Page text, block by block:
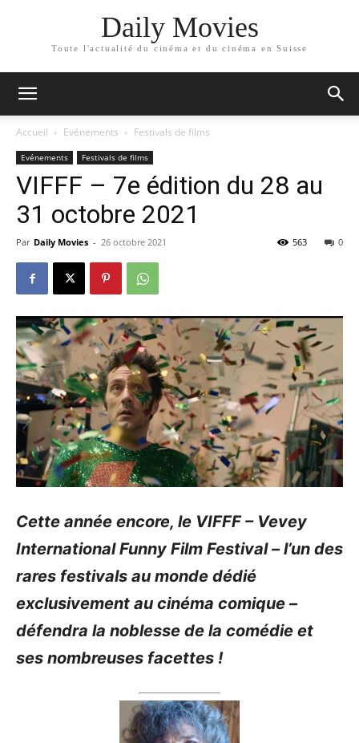
Daily Movies
Toute l'actualité du cinéma et du cinéma en Suisse
Accueil Evénements Festivals de films
Evénements Festivals de films
VIFFF – 7e édition du 28 au
31 octobre 2021
Par Daily Movies - 26 octobre 2021 0
563
Cette année encore, le VIFFF – Vevey
International Funny Film Festival – l’un des
rares festivals au monde dédié
exclusivement au cinéma comique –
défendra la noblesse de la comédie et
ses nombreuses facettes !